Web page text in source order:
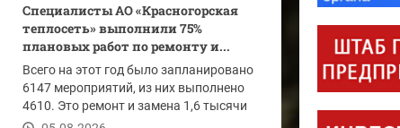
Специалисты АО «Красногорская
теплосеть» выполнили 75%
плановых работ по ремонту и...
Всего на этот год было запланировано
6147 мероприятий, из них выполнено
4610. Это ремонт и замена 1,6 тысячи
погонных...